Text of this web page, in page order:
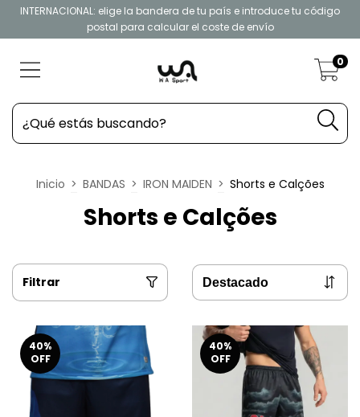
INTERNACIONAL: elige la bandera de tu país e introduce tu código
postal para calcular el coste de envío
0
Inicio > BANDAS > IRON MAIDEN > Shorts e Calções
Shorts e Calções
Filtrar
40%
OFF
40%
OFF